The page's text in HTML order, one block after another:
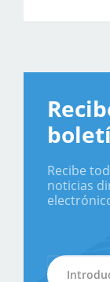
Recibe
noticias